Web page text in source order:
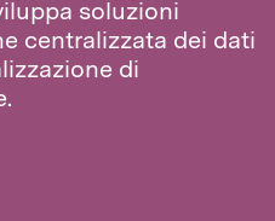
soluzioni
centralizzata dei dati
di